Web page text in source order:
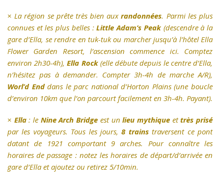
×La région se prête très bien auxrandonnées. Parmi les plus
connues et les plus belles :Little Adam’s Peak(descendre à la
gare d’Ella, se rendre en tuk-tuk ou marcher jusqu’à l’hôtel Ella
Flower Garden Resort, l’ascension commence ici. Comptez
environ 2h30-4h),Ella Rock(elle débute depuis le centre d’Ella,
n’hésitez pas à demander. Compter 3h-4h de marche A/R),
Worl’d Enddans le parc national d’Horton Plains (une boucle
d’environ 10km que l’on parcourt facilement en 3h-4h. Payant).
× Ella: le Nine Arch Bridge est unlieu mythique ettrès prisé
par les voyageurs. Tous les jours,8 trainstraversent ce pont
datant de 1921 comportant 9 arches. Pour connaître les
horaires de passage : notez les horaires de départ/d’arrivée en
gare d’Ella et ajoutez ou retirez 5/10min.